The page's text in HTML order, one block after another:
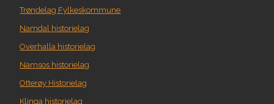
Trøndelag Fylkeskommune
Namdal historielag
Overhalla historielag
Namsos historielag
Otterøy Historielag
Klinga historielag